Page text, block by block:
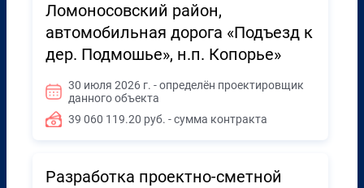
Ломоносовский район,
автомобильная дорога «Подъезд к
дер. Подмошье», н.п. Копорье»
30 июля 2026 г. - определён проектировщик
данного объекта
39 060 119.20 руб. - сумма контракта
Разработка проектно-сметной